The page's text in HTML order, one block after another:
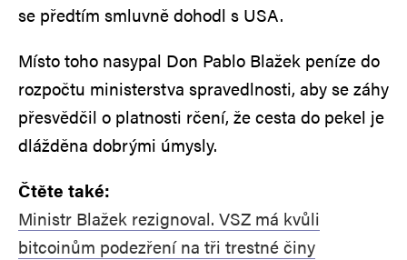
se předtím smluvně dohodl s USA.
Místo toho nasypal Don Pablo Blažek peníze do
rozpočtu ministerstva spravedlnosti, aby se záhy
přesvědčil o platnosti rčení, že cesta do pekel je
dlážděna dobrými úmysly.
Čtěte také:
Ministr Blažek rezignoval. VSZ má kvůli
bitcoinům podezření na tři trestné činy